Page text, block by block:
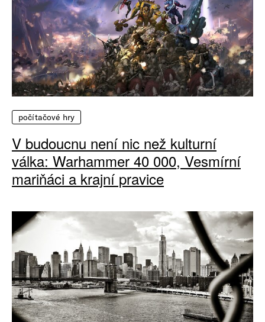
počítačové hry
V budoucnu není nic než kulturní
válka: Warhammer 40 000, Vesmírní
mariňáci a krajní pravice